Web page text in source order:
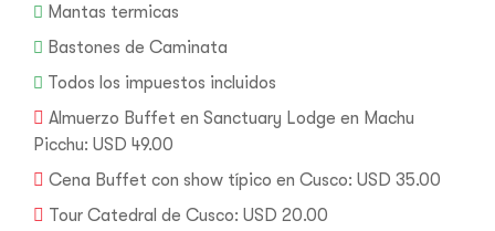
Mantas termicas
Bastones de Caminata
Todos los impuestos incluidos
Almuerzo Buffet en Sanctuary Lodge en Machu
Picchu: USD 49.00
Cena Buffet con show típico en Cusco: USD 35.00
Tour Catedral de Cusco: USD 20.00